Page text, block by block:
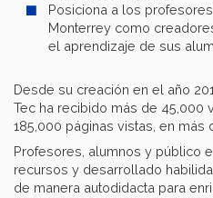
Posiciona a los
Monterrey como
el aprendizaje de sus
Desde su creación en el año
Tec ha recibido más de 45,000
185,000 páginas vistas, en más
Profesores, alumnos y público
recursos y desarrollado
de manera autodidacta para